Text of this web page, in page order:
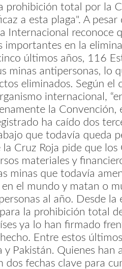
prohibición total por la
a esta plaga". A
Internacional reconoce
importantes en la
últimos años, 116
minas antipersonas, lo
eliminados. Según el
internacional,
la Convención,
ha caído dos
que todavía queda
Cruz Roja pide que los
materiales y
minas que todavía
el mundo y matan o
al año. Desde la
la prohibición total
ya lo han firmado
Entre estos
y Pakistán. Quienes han
dos fechas clave para